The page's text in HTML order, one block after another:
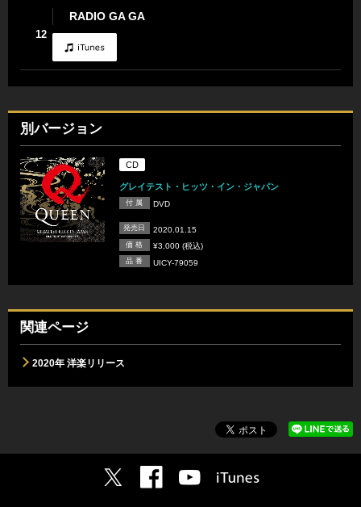
12
RADIO GA GA
別バージョン
CD
グレイテスト・ヒッツ・イン・ジャパン
付 属 DVD
発売日 2020.01.15
価 格 ¥3,000 (税込)
品 番 UICY-79059
関連ページ
2020年 洋楽リリース